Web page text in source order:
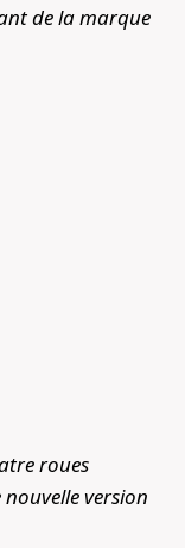
de la marque
roues
version